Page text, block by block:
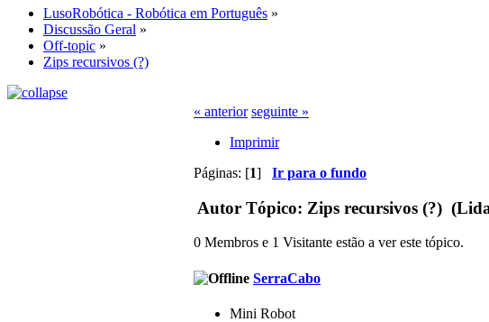
LusoRobótica - Robótica em Português »
Discussão Geral »
Off-topic »
Zips recursivos (?)
« anterior seguinte »
Imprimir
Páginas: [1] Ir para o fundo
Autor Tópico: Zips recursivos (?)
0 Membros e 1 Visitante estão a ver este tópico.
SerraCabo
Mini Robot